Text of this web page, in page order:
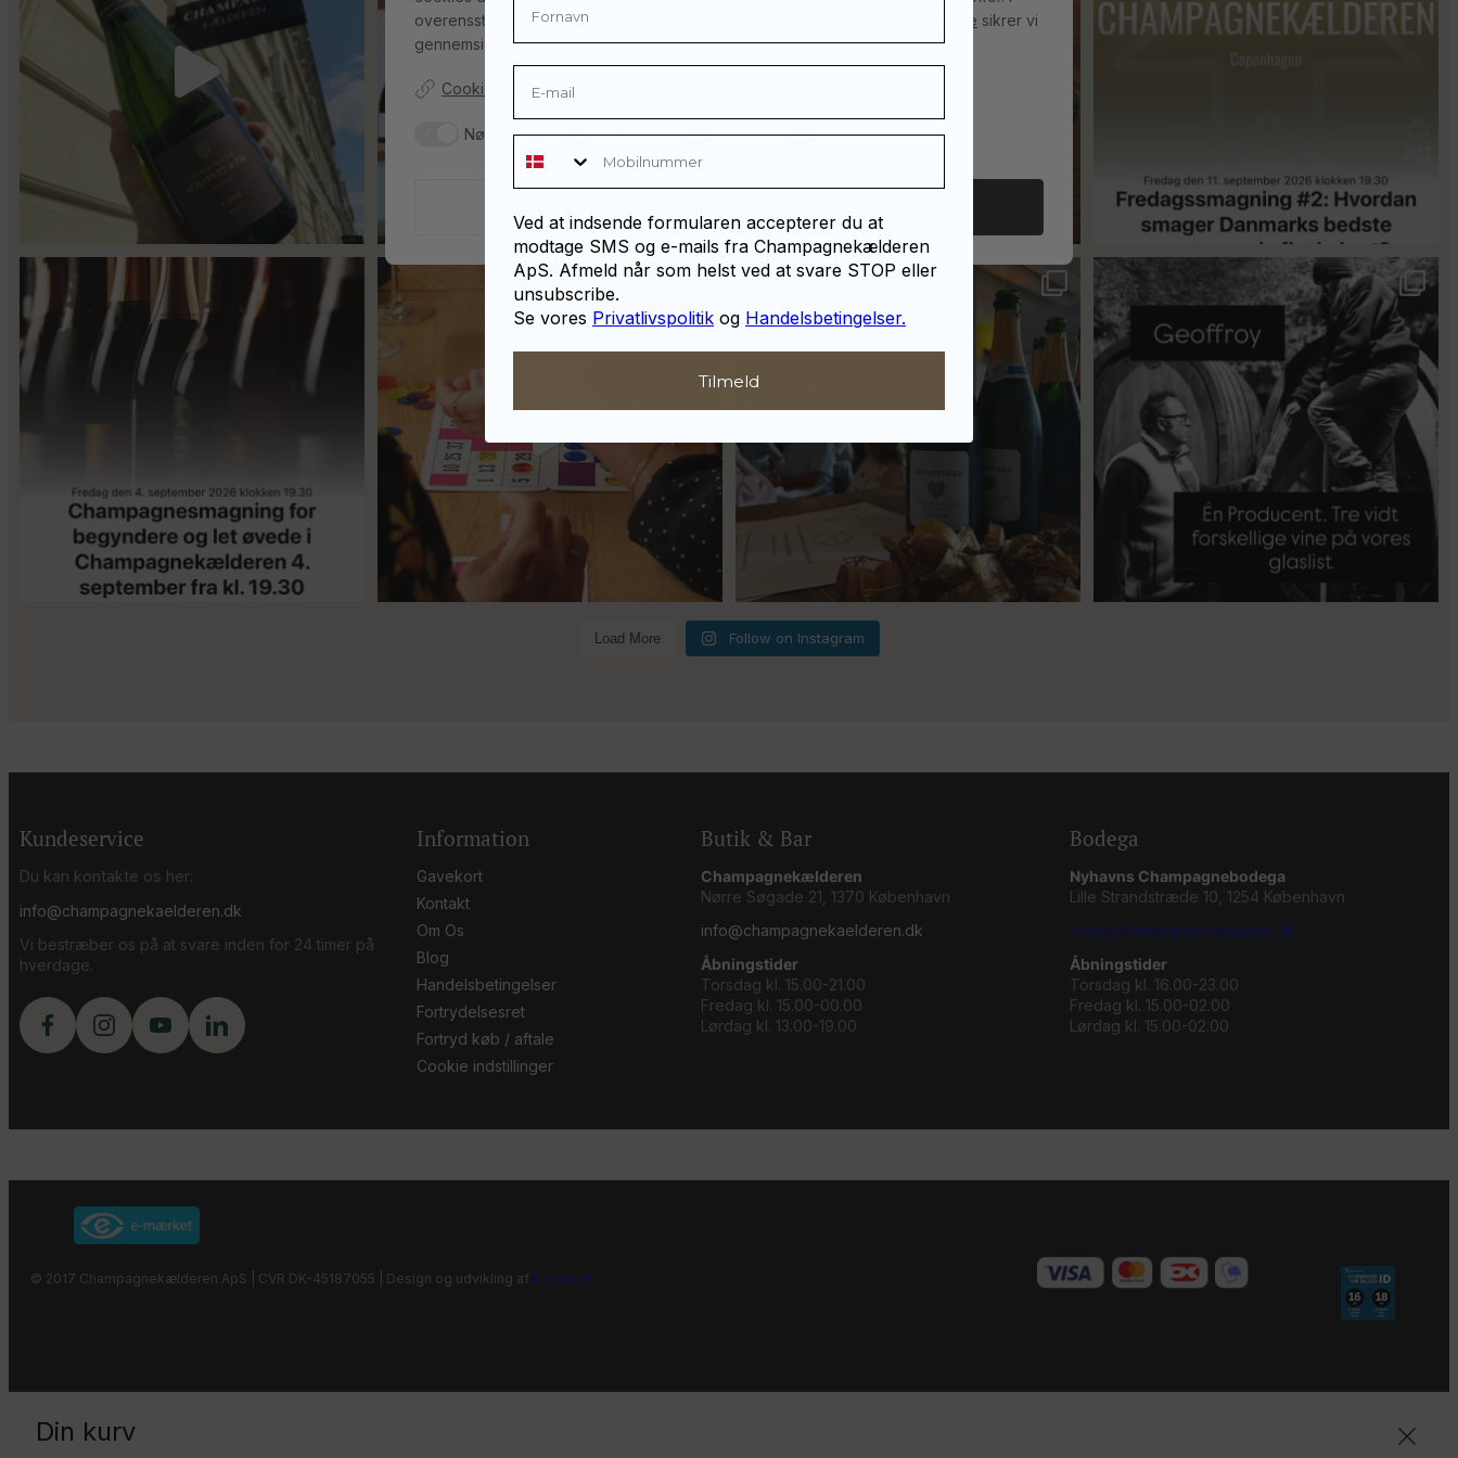
57 2
43
Er du helt ny indenfor champagne, og gerne vil ... Kan man få for meget champagne? Nææææ…Kan
man...
Tusind tak til @minglr_netvaerk_for_singler for at... René Geoffroy er en af Champagnes ældste...
21 1
Load More Follow on Instagram
Kundeservice
Du kan kontakte os her:
info@champagnekaelderen.dk
Vi bestræber os på at svare inden for 24 timer på
hverdage.
Information
Gavekort
Kontakt
Om Os
Blog
Handelsbetingelser
Fortrydelsesret
Fortryd køb / aftale
Cookie indstillinger
Butik & Bar
Champagnekælderen
Nørre Søgade 21, 1370 København
info@champagnekaelderen.dk
Åbningstider
Torsdag kl. 15.00-21.00
Fredag kl. 15.00-00.00
Lørdag kl. 13.00-19.00
Bodega
Nyhavns Champagnebodega
Lille Strandstræde 10, 1254 København
info@champagnebodegaen.dk
Åbningstider
Torsdag kl. 16.00-23.00
Fredag kl. 15.00-02.00
Lørdag kl. 15.00-02.00
© 2017 Champagnekælderen ApS | CVR DK-45187055 | Design og udvikling af bo-we.dk
overensstemmelse med kravene fra
Googles Business Data Responsibility Site sikrer vi
gennemsigtighed og din kontrol over dine data.
Cookie- og privatlivspolitik
Nødvendig Funktionel Statistik Marketing
Din kurv
Ved at indsende formularen accepterer du at
modtage SMS og e-mails fra Champagnekælderen
ApS. Afmeld når som helst ved at svare STOP eller
unsubscribe.
Se vores Privatlivspolitik og Handelsbetingelser.
Tilmeld